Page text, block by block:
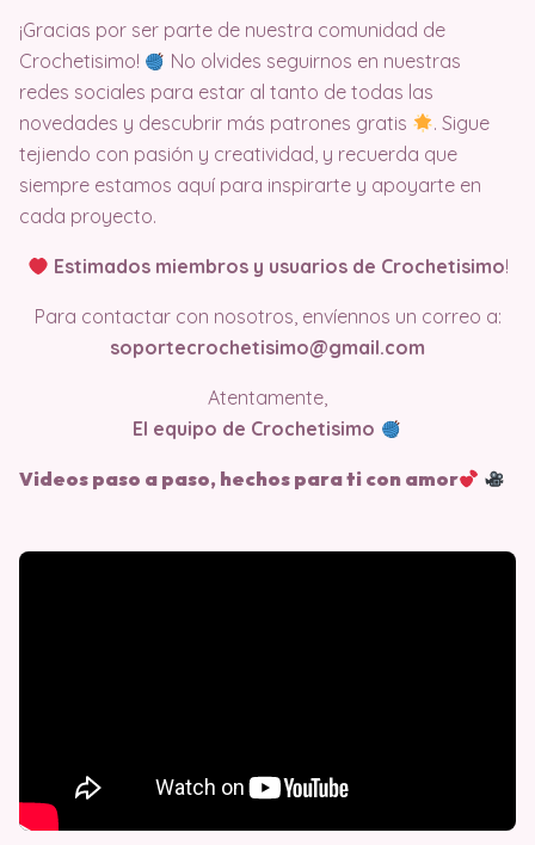
¡Gracias por ser parte de nuestra comunidad de
Crochetisimo!
No olvides seguirnos en nuestras
redes sociales para estar al tanto de todas las
novedades y descubrir más patrones gratis
. Sigue
tejiendo con pasión y creatividad, y recuerda que
siempre estamos aquí para inspirarte y apoyarte en
cada proyecto.
Estimados miembros y usuarios de Crochetisimo!
Para contactar con nosotros, envíennos un correo a:
soportecrochetisimo@gmail.com
Atentamente,
El equipo de Crochetisimo
Videos paso a paso, hechos para ti con amor